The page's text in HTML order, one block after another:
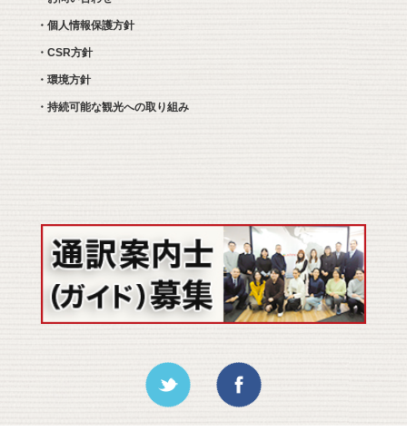
・個人情報保護方針
・CSR方針
・環境方針
・持続可能な観光への取り組み